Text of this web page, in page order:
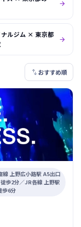

ルジム × 東京都

 おすすめ順
線 上野広小路駅 A5出口
歩2分／JR各線 上野駅
歩6分